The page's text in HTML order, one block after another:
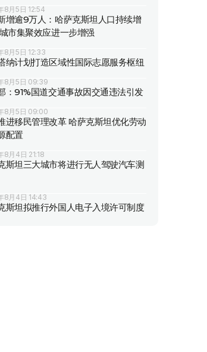
8月5日 12:54
增逾9万人：哈萨克斯坦人口持续增
市集聚效应进一步增强
8月5日 12:33
纳计划打造区域性国际志愿服务枢纽
8月5日 09:39
：91%国道交通事故因交通违法引发
8月5日 09:00
进移民管理改革 哈萨克斯坦优化劳动
配置
8月4日 21:18
斯坦三大城市将进行无人驾驶汽车测
8月4日 14:43
斯坦拟推行外国人电子入境许可制度